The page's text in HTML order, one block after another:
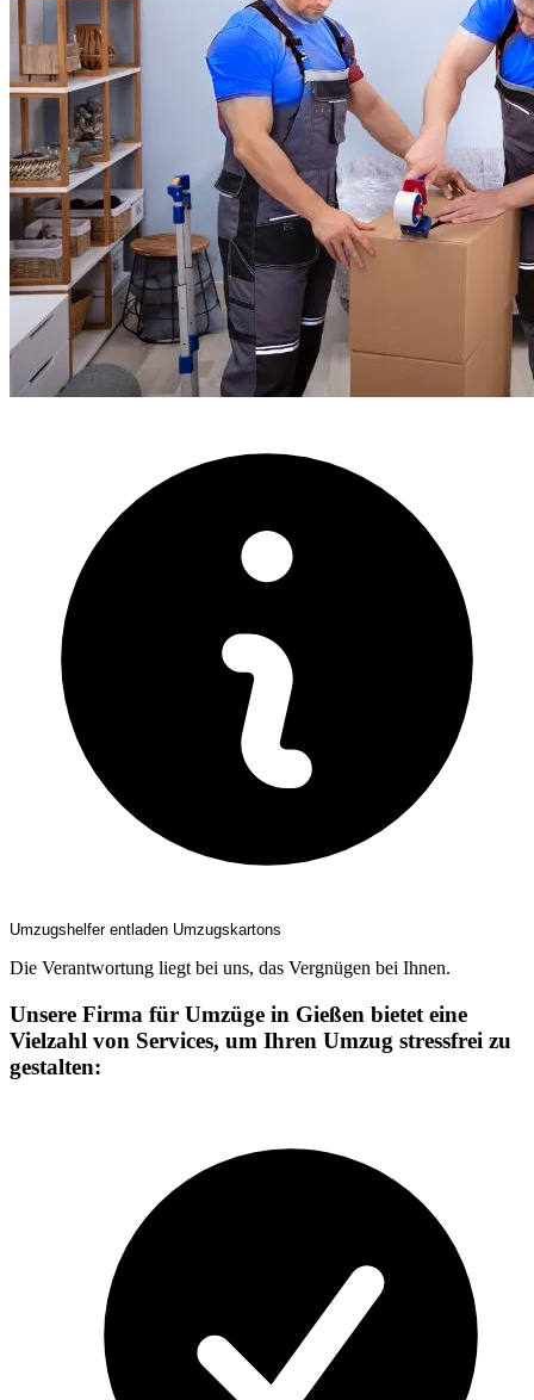
Umzugshelfer entladen Umzugskartons
Die Verantwortung liegt bei uns, das Vergnügen bei Ihnen.
Unsere Firma für Umzüge in Gießen bietet eine
Vielzahl von Services, um Ihren Umzug stressfrei zu
gestalten: